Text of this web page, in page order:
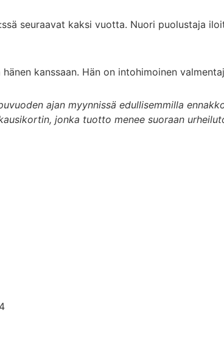
seuraavat kaksi vuotta. Nuori puolustaja
kanssaan. Hän on intohimoinen
ajan myynnissä edullisemmilla
jonka tuotto menee suoraan